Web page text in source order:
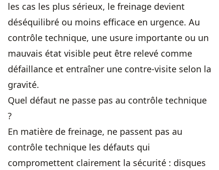
les cas les plus sérieux, le freinage devient
déséquilibré ou moins efficace en urgence. Au
contrôle technique, une usure importante ou un
mauvais état visible peut être relevé comme
défaillance et entraîner une contre-visite selon la
gravité.
Quel défaut ne passe pas au contrôle technique
?
En matière de freinage, ne passent pas au
contrôle technique les défauts qui
compromettent clairement la sécurité : disques